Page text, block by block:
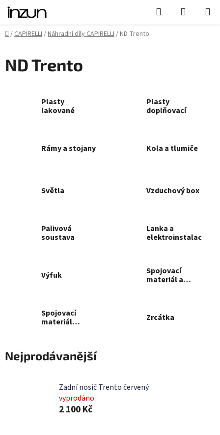
Přejít
obsah
Hledat
KOŠÍK
Domů
/CAPIRELLI/Náhradní díly CAPIRELLI/ND Trento
ND Trento
Plasty
lakované
Plasty
doplňovací
Rámy a stojany Kola a tlumiče
Světla Vzduchový box
Palivová
soustava
Lanka a
elektroinstalace
Výfuk
Spojovací
materiál a
Spojovací
materiál
Zrcátka
Nejprodávanější
Zadní nosič Trento červený
vyprodáno
2 100 Kč